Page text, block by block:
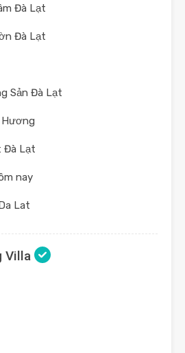
Đà Lạt
Đà Lạt
Sản Đà Lạt
Hương
Đà Lạt
nay
Lat
Villa